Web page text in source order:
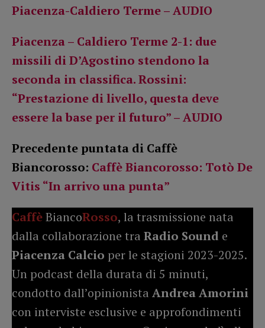
Piacenza-Caldiero Terme – AUDIO
Piacenza – Caldiero Terme 2-1: due
missili di D’Agostino stendono la
seconda in classifica. Rossini:
“Prestazione di livello, questa deve
essere la base per il futuro” – AUDIO
Precedente puntata di Caffè
Biancorosso: Caffè Biancorosso: Totò De
Vitis “In arrivo una punta”
CaffèBiancoRosso, la trasmissione nata
dalla collaborazione tra Radio Sound e
Piacenza Calcio per le stagioni 2023-2025.
Un podcast della durata di 5 minuti,
condotto dall’opinionista Andrea Amorini
con interviste esclusive e approfondimenti